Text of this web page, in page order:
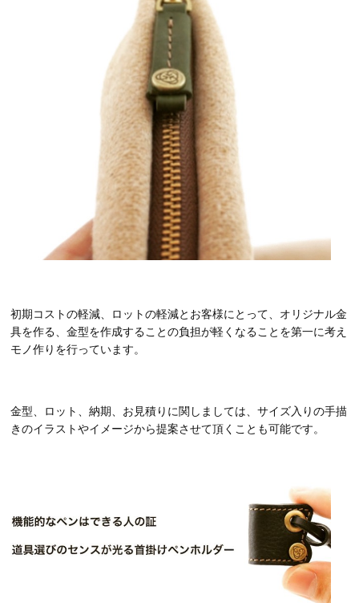
初期コストの軽減、ロットの軽減とお客様にとって、オリジナル金
具を作る、金型を作成することの負担が軽くなることを第一に考え
モノ作りを行っています。
金型、ロット、納期、お見積りに関しましては、サイズ入りの手描
きのイラストやイメージから提案させて頂くことも可能です。